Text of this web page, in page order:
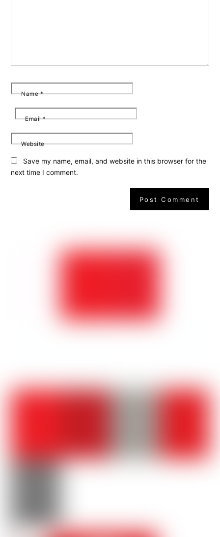
Name*
Email*
Website
Save my name, email, and website in this browser for the
next time I comment.